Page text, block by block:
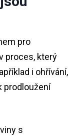
pro
proces, který
i ohřívání,
prodloužení
s